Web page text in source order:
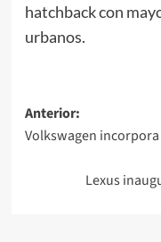
hatchback con
urbanos.
Navegación
de
entradas
Anterior:
Volkswagen incorpora
Lexus